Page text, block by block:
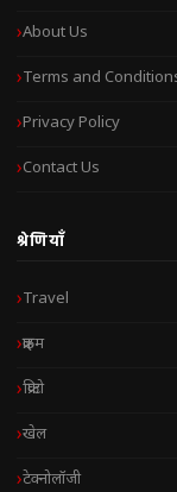
About Us
Terms and
Privacy Policy
Contact Us
श्रेणियाँ
Travel
क्राइम
क्रिप्टो
खेल
टेक्नोलॉजी